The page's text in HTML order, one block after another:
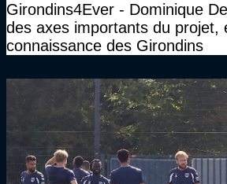
Girondins4Ever - Dominique
des axes importants du projet,
connaissance des Girondins